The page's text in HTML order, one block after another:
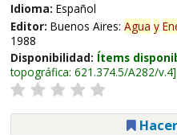
Idioma: Español
Editor: Buenos Aires: Agua y
1988
Disponibilidad: Ítems
topográfica: 621.374.5/A282/v.4